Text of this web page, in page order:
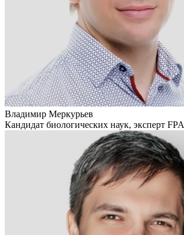
Владимир Меркурьев
Кандидат биологических наук, эксперт FPA